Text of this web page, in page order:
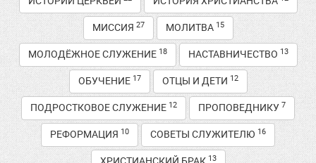
МИССИЯ 27 МОЛИТВА 15
МОЛОДЁЖНОЕ СЛУЖЕНИЕ 18 НАСТАВНИЧЕСТВО 13
ОБУЧЕНИЕ 17 ОТЦЫ И ДЕТИ 12
ПОДРОСТКОВОЕ СЛУЖЕНИЕ 12 ПРОПОВЕДНИКУ 7
РЕФОРМАЦИЯ 10 СОВЕТЫ СЛУЖИТЕЛЮ 16
13